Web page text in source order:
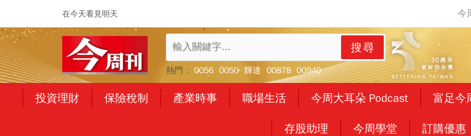
在今天看見明天
搜尋
熱門： 0056 0050 輝達 00878 00940
投資理財 保險稅制 產業時事 職場生活 今周大耳朵 Podcast 富足今
存股助理 今周學堂 訂購優惠